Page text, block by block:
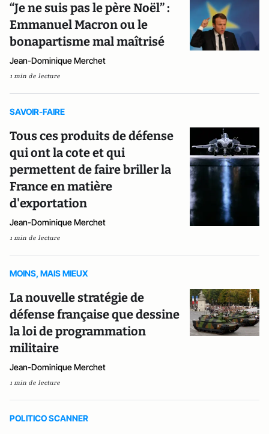
“Je ne suis pas le père Noël” :
Emmanuel Macron ou le
bonapartisme mal maîtrisé
Jean-Dominique Merchet
1 min de lecture
SAVOIR-FAIRE
Tous ces produits de défense
qui ont la cote et qui
permettent de faire briller la
France en matière
d'exportation
Jean-Dominique Merchet
1 min de lecture
MOINS, MAIS MIEUX
La nouvelle stratégie de
défense française que dessine
la loi de programmation
militaire
Jean-Dominique Merchet
1 min de lecture
POLITICO SCANNER